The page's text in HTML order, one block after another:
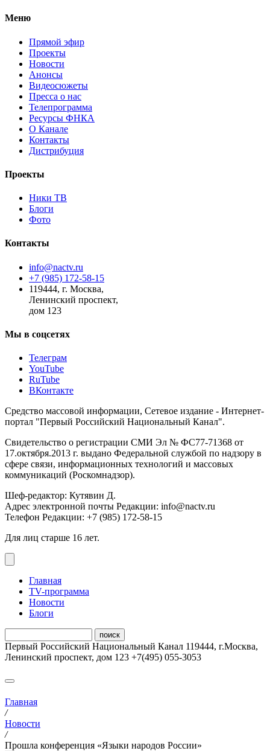
Меню
Прямой эфир
Проекты
Новости
Анонсы
Видеосюжеты
Пресса о нас
Телепрограмма
Ресурсы ФНКА
О Канале
Контакты
Дистрибуция
Проекты
Ники ТВ
Блоги
Фото
Контакты
info@nactv.ru
+7 (985) 172-58-15
119444, г. Москва,
Ленинский проспект,
дом 123
Мы в соцсетях
Телеграм
YouTube
RuTube
ВКонтакте
Средство массовой информации, Сетевое издание - Интернет-
портал "Первый Российский Национальный Канал".
Свидетельство о регистрации СМИ Эл № ФС77-71368 от
17.октября.2013 г. выдано Федеральной службой по надзору в
сфере связи, информационных технологий и массовых
коммуникаций (Роскомнадзор).
Шеф-редактор: Кутявин Д.
Адрес электронной почты Редакции: info@nactv.ru
Телефон Редакции: +7 (985) 172-58-15
Для лиц старше 16 лет.
Главная
ТV-программа
Новости
Блоги
Первый Российский Национальный Канал 119444, г.Москва,
Ленинский проспект, дом 123 +7(495) 055-3053
Главная
/
Новости
/
Прошла конференция «Языки народов России»